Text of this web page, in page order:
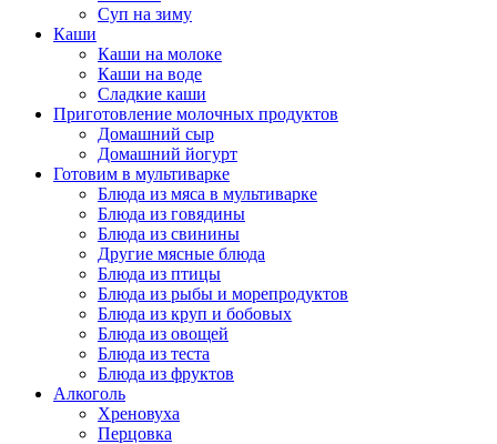
Суп на зиму
Каши
Каши на молоке
Каши на воде
Сладкие каши
Приготовление молочных продуктов
Домашний сыр
Домашний йогурт
Готовим в мультиварке
Блюда из мяса в мультиварке
Блюда из говядины
Блюда из свинины
Другие мясные блюда
Блюда из птицы
Блюда из рыбы и морепродуктов
Блюда из круп и бобовых
Блюда из овощей
Блюда из теста
Блюда из фруктов
Алкоголь
Хреновуха
Перцовка